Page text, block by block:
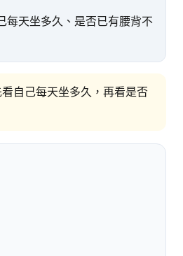
每天坐多久、是否已有腰背不
自己每天坐多久，再看是否